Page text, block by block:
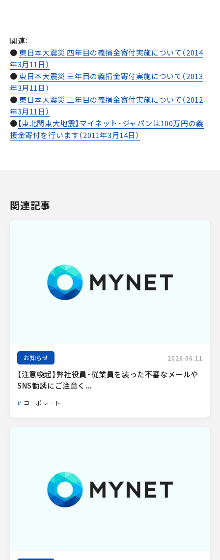
関連：
● 東日本大震災 四年目の義捐金寄付実施について（2014
年3月11日）
● 東日本大震災 三年目の義捐金寄付実施について（2013
年3月11日）
● 東日本大震災 二年目の義捐金寄付実施について（2012
年3月11日）
●【東北関東大地震】マイネット・ジャパンは100万円の義
援金寄付を行います（2011年3月14日）
関連記事
お知らせ 2026.06.11
【注意喚起】弊社役員・従業員を装った不審なメールや
SNS勧誘にご注意く...
コーポレート